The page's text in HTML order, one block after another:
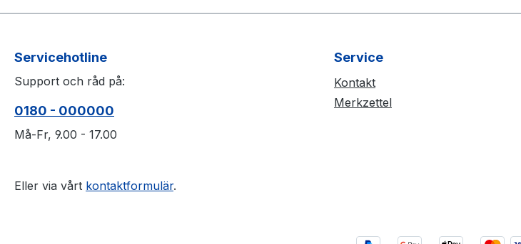
Servicehotline
Support och råd på:
0180 - 000000
Må-Fr, 9.00 - 17.00
Eller via vårt kontaktformulär.
Service
Kontakt
Merkzettel